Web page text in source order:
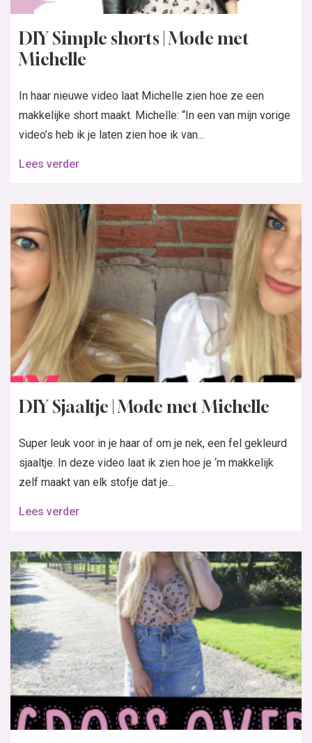
DIY Simple shorts | Mode met
Michelle
In haar nieuwe video laat Michelle zien hoe ze een
makkelijke short maakt. Michelle: “In een van mijn vorige
video’s heb ik je laten zien hoe ik van...
Lees verder
DIY Sjaaltje | Mode met Michelle
Super leuk voor in je haar of om je nek, een fel gekleurd
sjaaltje. In deze video laat ik zien hoe je ‘m makkelijk
zelf maakt van elk stofje dat je...
Lees verder